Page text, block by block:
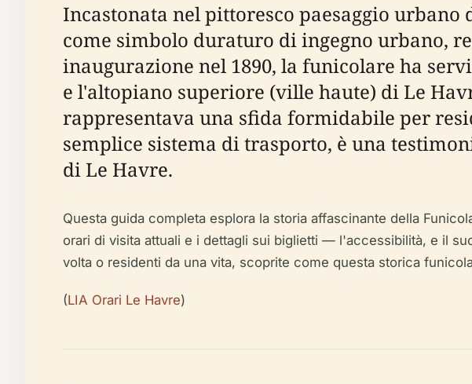
Incastonata nel pittoresco paesaggio
come simbolo duraturo di ingegno urbano,
inaugurazione nel 1890, la funicolare ha
e l'altopiano superiore (ville haute) di Le
rappresentava una sfida formidabile per
semplice sistema di trasporto, è una
di Le Havre.
Questa guida completa esplora la storia affascinante della
orari di visita attuali e i dettagli sui biglietti — l'accessibilità, e il
volta o residenti da una vita, scoprite come questa storica
(LIA Orari Le Havre)